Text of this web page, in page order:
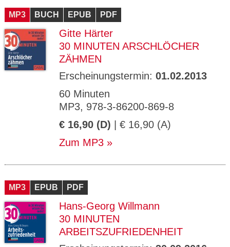
MP3 BUCH EPUB PDF
Gitte Härter
30 MINUTEN ARSCHLÖCHER
ZÄHMEN
Erscheinungstermin: 01.02.2013
60 Minuten
MP3, 978-3-86200-869-8
€ 16,90 (D) | € 16,90 (A)
Zum MP3
MP3 EPUB PDF
Hans-Georg Willmann
30 MINUTEN
ARBEITSZUFRIEDENHEIT